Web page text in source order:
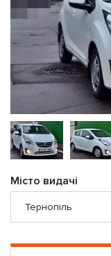
Місто видачі